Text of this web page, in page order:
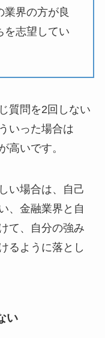
業界の方が良
を志望してい
質問を2回しない
いった場合は
高いです。
い場合は、自己
、金融業界と自
て、自分の強み
るように落とし
い